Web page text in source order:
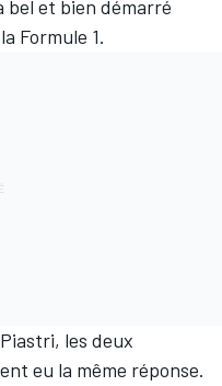
bel et bien démarré
Formule 1.
les deux
eu la même réponse.